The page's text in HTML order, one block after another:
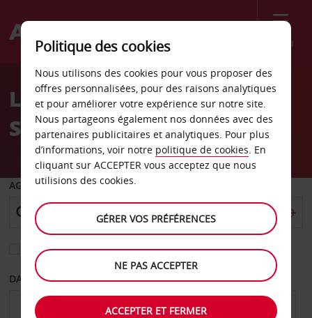
Menu
Welcome
AvisLocation de voiture Avis
Sydney Nord
AGENCE DE DÉPART
Sélectionnez une autre agence de retour
DATE DE DÉPART DATE DE RETOUR
Politique des cookies
Nous utilisons des cookies pour vous proposer des
offres personnalisées, pour des raisons analytiques
et pour améliorer votre expérience sur notre site.
Nous partageons également nos données avec des
partenaires publicitaires et analytiques. Pour plus
d’informations, voir notre politique de cookies. En
cliquant sur ACCEPTER vous acceptez que nous
utilisions des cookies.
GÉRER VOS PRÉFÉRENCES
NE PAS ACCEPTER
ACCEPTER ET FERMER